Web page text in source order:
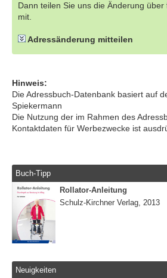
Dann teilen Sie uns die Änderung
mit.
Adressänderung mitteilen
Hinweis:
Die Adressbuch-Datenbank basiert auf
Spiekermann
Die Nutzung der im Rahmen des
Kontaktdaten für Werbezwecke ist
Buch-Tipp
Rollator-Anleitung
Schulz-Kirchner Verlag, 2013
Neuigkeiten